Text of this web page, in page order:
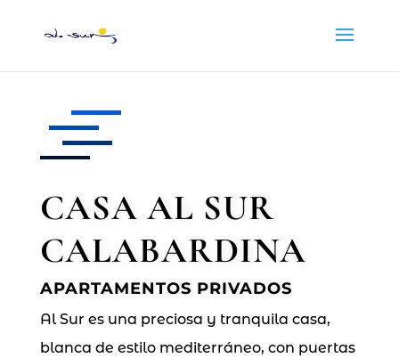
CASA AL SUR
CALABARDINA
APARTAMENTOS PRIVADOS
Al Sur es una preciosa y tranquila casa,
blanca de estilo mediterráneo, con puertas